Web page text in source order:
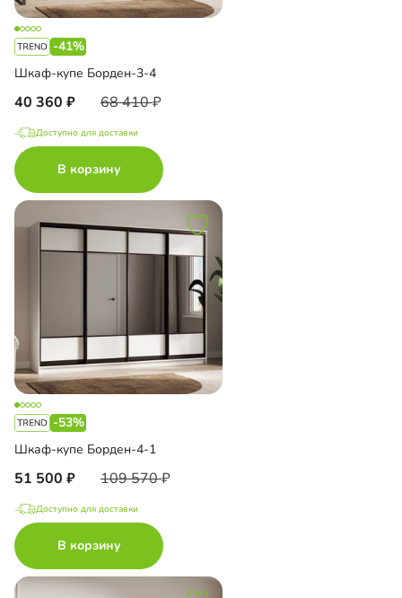
-41%
Шкаф-купе Борден-3-4
40 360 68 410
Доступно для доставки
В корзину
-53%
Шкаф-купе Борден-4-1
51 500 109 570
Доступно для доставки
В корзину